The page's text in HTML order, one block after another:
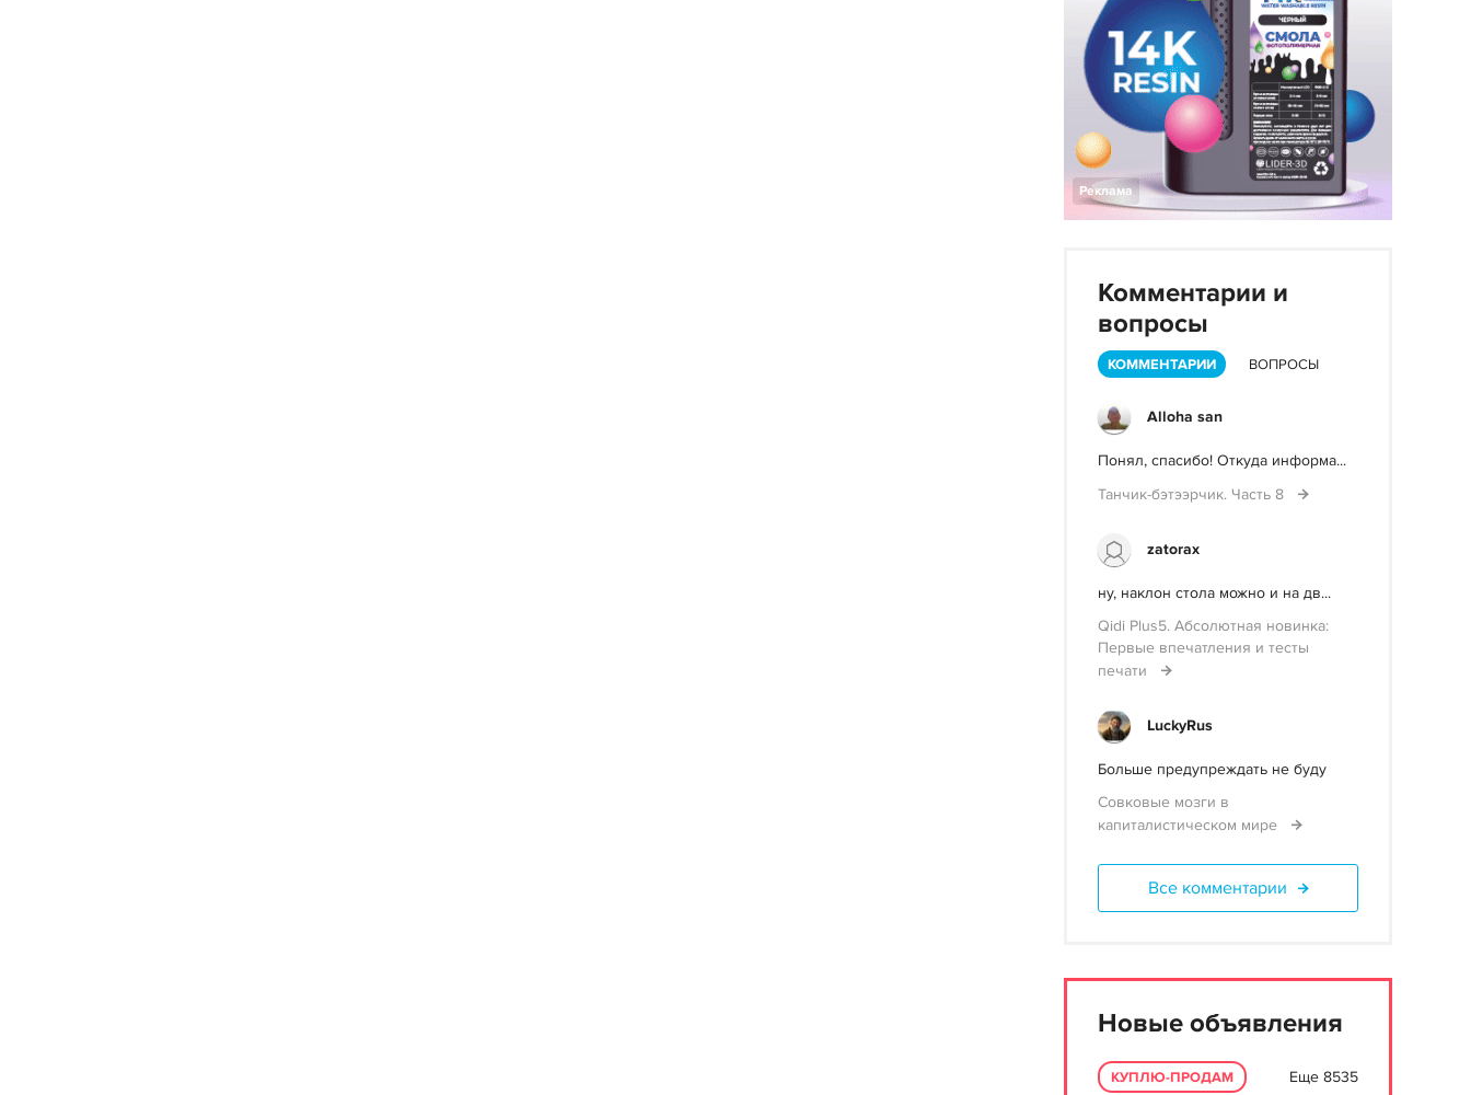
Реклама
Комментарии и
вопросы
КОММЕНТАРИИ ВОПРОСЫ
Alloha san
Понял, спасибо! Откуда информа...
Танчик-бэтээрчик. Часть 8
zatorax
ну, наклон стола можно и на дв...
Qidi Plus5. Абсолютная новинка:
Первые впечатления и тесты
печати
LuckyRus
Больше предупреждать не буду
Совковые мозги в
капиталистическом мире
Все комментарии
Новые объявления
КУПЛЮ-ПРОДАМ Еще 8535